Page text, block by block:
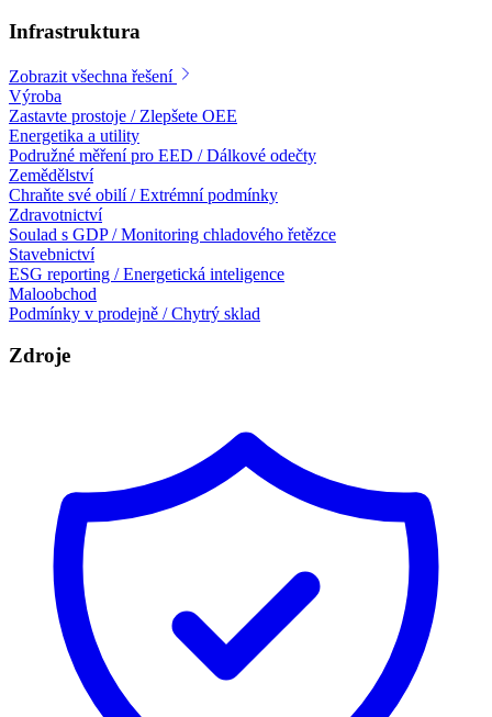
Infrastruktura
Zobrazit všechna řešení
Výroba
Zastavte prostoje / Zlepšete OEE
Energetika a utility
Podružné měření pro EED / Dálkové odečty
Zemědělství
Chraňte své obilí / Extrémní podmínky
Zdravotnictví
Soulad s GDP / Monitoring chladového řetězce
Stavebnictví
ESG reporting / Energetická inteligence
Maloobchod
Podmínky v prodejně / Chytrý sklad
Zdroje